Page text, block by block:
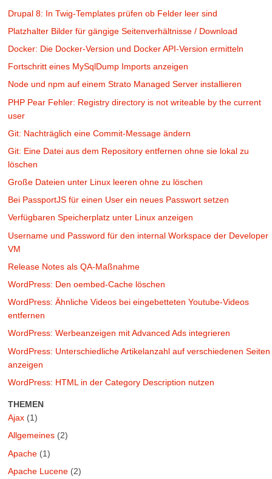
Drupal 8: In Twig-Templates prüfen ob Felder leer sind
Platzhalter Bilder für gängige Seitenverhältnisse / Download
Docker: Die Docker-Version und Docker API-Version ermitteln
Fortschritt eines MySqlDump Imports anzeigen
Node und npm auf einem Strato Managed Server installieren
PHP Pear Fehler: Registry directory is not writeable by the current
user
Git: Nachträglich eine Commit-Message ändern
Git: Eine Datei aus dem Repository entfernen ohne sie lokal zu
löschen
Große Dateien unter Linux leeren ohne zu löschen
Bei PassportJS für einen User ein neues Passwort setzen
Verfügbaren Speicherplatz unter Linux anzeigen
Username und Password für den internal Workspace der Developer
VM
Release Notes als QA-Maßnahme
WordPress: Den oembed-Cache löschen
WordPress: Ähnliche Videos bei eingebetteten Youtube-Videos
entfernen
WordPress: Werbeanzeigen mit Advanced Ads integrieren
WordPress: Unterschiedliche Artikelanzahl auf verschiedenen Seiten
anzeigen
WordPress: HTML in der Category Description nutzen
THEMEN
Ajax (1)
Allgemeines (2)
Apache (1)
Apache Lucene (2)